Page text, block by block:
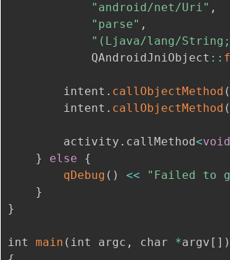
"android/net/Uri" ,
"parse" ,
"(Ljava/lang/
            QAndroidJniObject
: :
        intent
. callObjectMethod (
        intent
. callObjectMethod (
        activity
. callMethod<
}
else
{
qDebug ( ) << "Failed to
}
}
int main ( int argc , char *argv [ ] )